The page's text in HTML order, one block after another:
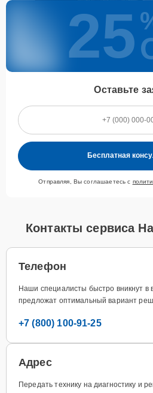
25
Оставьте
Бесплатная
Отправляя, Вы соглашаетесь с
Контакты сервиса
Телефон
Наши специалисты быстро вникнут в
предложат оптимальный вариант
+7 (800) 100-91-25
Адрес
Передать технику на диагностику и